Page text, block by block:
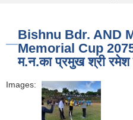
Bishnu Bdr. AND
Memorial Cup 2075
म.न.का प्रमुख श्री रमेश
Images: